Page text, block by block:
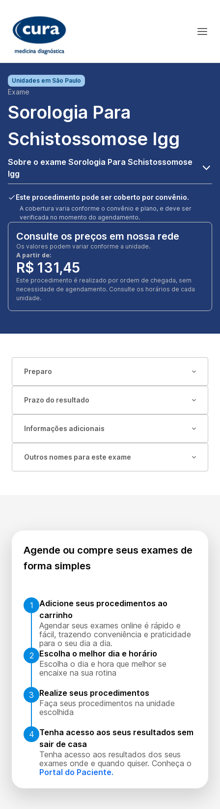
Unidades em São Paulo
Exame
Sorologia Para
Schistossomose Igg
Sobre o exame Sorologia Para Schistossomose
Igg
Este procedimento pode ser coberto por convênio.
A cobertura varia conforme o convênio e plano, e deve ser
verificada no momento do agendamento.
Consulte os preços em nossa rede
Os valores podem variar conforme a unidade.
A partir de:
R$ 131,45
Este procedimento é realizado por ordem de chegada, sem
necessidade de agendamento. Consulte os horários de cada
unidade.
Preparo
Prazo do resultado
Informações adicionais
Outros nomes para este exame
Agende ou compre seus exames de
forma simples
1
Adicione seus procedimentos ao
carrinho
Agendar seus exames online é rápido e
fácil, trazendo conveniência e praticidade
para o seu dia a dia.
2
Escolha o melhor dia e horário
Escolha o dia e hora que melhor se
encaixe na sua rotina
3
Realize seus procedimentos
Faça seus procedimentos na unidade
escolhida
4 Tenha acesso aos seus resultados sem
sair de casa
Tenha acesso aos resultados dos seus
exames onde e quando quiser. Conheça o
Portal do Paciente.